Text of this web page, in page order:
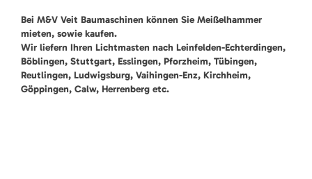
Bei M&V Veit Baumaschinen können Sie Meißelhammer
mieten, sowie kaufen.
Wir liefern Ihren Lichtmasten nach Leinfelden-Echterdingen,
Böblingen, Stuttgart, Esslingen, Pforzheim, Tübingen,
Reutlingen, Ludwigsburg, Vaihingen-Enz, Kirchheim,
Göppingen, Calw, Herrenberg etc.